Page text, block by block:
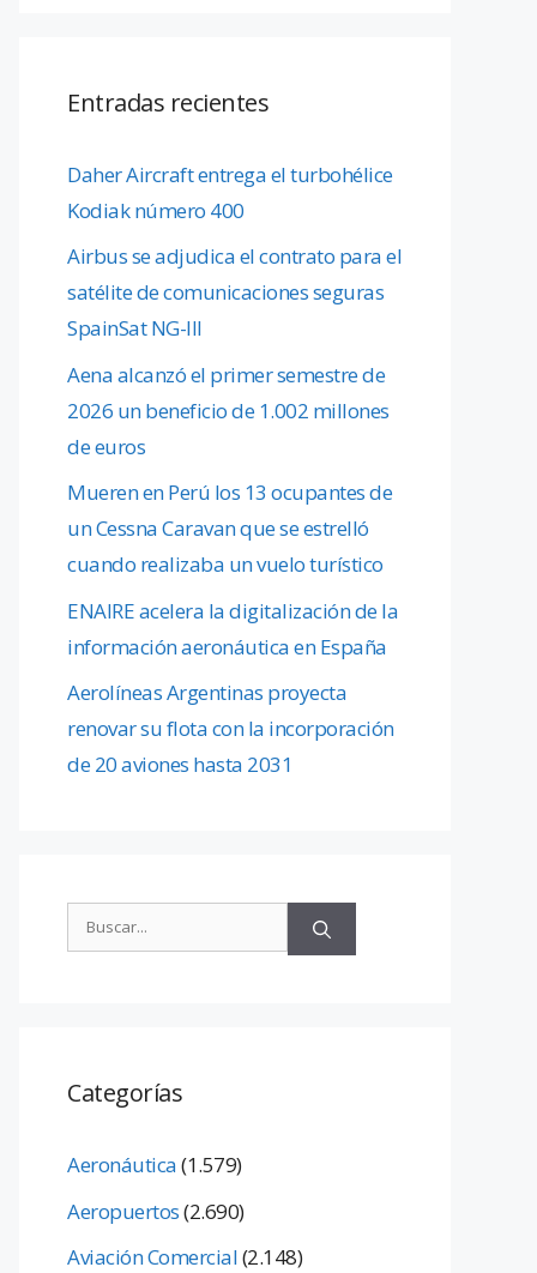
Entradas recientes
Daher Aircraft entrega el turbohélice
Kodiak número 400
Airbus se adjudica el contrato para el
satélite de comunicaciones seguras
SpainSat NG-III
Aena alcanzó el primer semestre de
2026 un beneficio de 1.002 millones
de euros
Mueren en Perú los 13 ocupantes de
un Cessna Caravan que se estrelló
cuando realizaba un vuelo turístico
ENAIRE acelera la digitalización de la
información aeronáutica en España
Aerolíneas Argentinas proyecta
renovar su flota con la incorporación
de 20 aviones hasta 2031
Categorías
Aeronáutica(1.579)
Aeropuertos(2.690)
Aviación Comercial(2.148)